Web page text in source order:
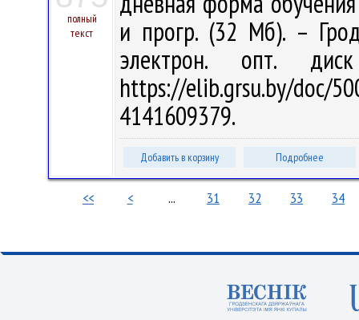
полный
текст
и прогр. (32 Мб). –
электрон. опт.
https://elib.grsu.by/
4141609379.
Добавить в корзину Подробнее
<< < ... 31 32 33 34